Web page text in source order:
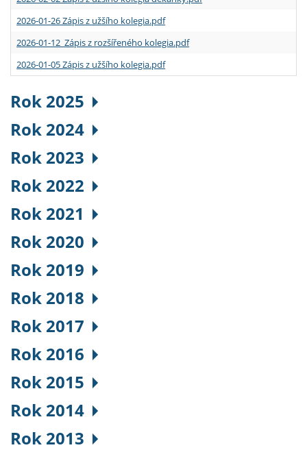
2026-01-26 Zápis z užšího kolegia.pdf
2026-01-12 Zápis z rozšířeného kolegia.pdf
2026-01-05 Zápis z užšího kolegia.pdf
Rok 2025
Rok 2024
Rok 2023
Rok 2022
Rok 2021
Rok 2020
Rok 2019
Rok 2018
Rok 2017
Rok 2016
Rok 2015
Rok 2014
Rok 2013